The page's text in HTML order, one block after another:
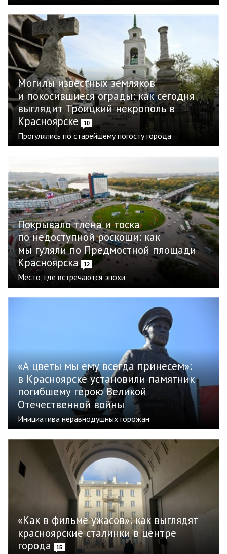
Могилы известных земляков
и покосившиеся ограды: как сегодня
выглядит Троицкий некрополь в
Красноярске
10
Прогулялись по старейшему погосту города
Покрывало тлена и тоска
по недоступной роскоши: как
мы гуляли по Предмостной площади
Красноярска
12
Место, где встречаются эпохи
«А цветы мы ему всегда принесем»:
в Красноярске установили памятник
погибшему герою Великой
Отечественной войны
Инициатива неравнодушных горожан
«Как в фильме ужасов»: как выглядят
красноярские сталинки в центре
города
15